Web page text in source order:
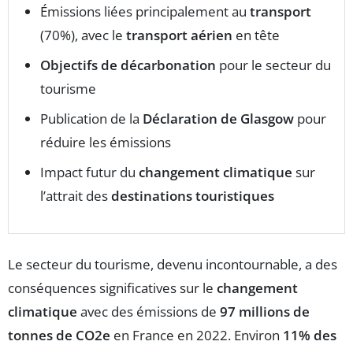
Émissions liées principalement au transport
(70%), avec le transport aérien en tête
Objectifs de décarbonation pour le secteur du
tourisme
Publication de la Déclaration de Glasgow pour
réduire les émissions
Impact futur du changement climatique sur
l’attrait desdestinations touristiques
Le secteur du tourisme, devenu incontournable, a des
conséquences significatives sur le changement
climatique avec des émissions de 97 millions de
tonnes de CO2e en France en 2022. Environ 11% des